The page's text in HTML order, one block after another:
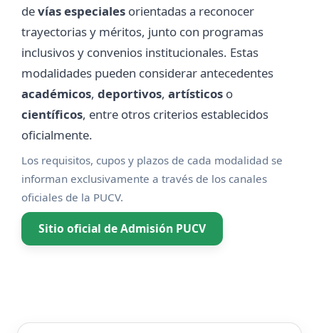
devías especiales orientadas a reconocer
trayectorias y méritos, junto con programas
inclusivos y convenios institucionales. Estas
modalidades pueden considerar antecedentes
académicos, deportivos, artísticos o
científicos, entre otros criterios establecidos
oficialmente.
Los requisitos, cupos y plazos de cada modalidad se
informan exclusivamente a través de los canales
oficiales de la PUCV.
Sitio oficial de Admisión PUCV